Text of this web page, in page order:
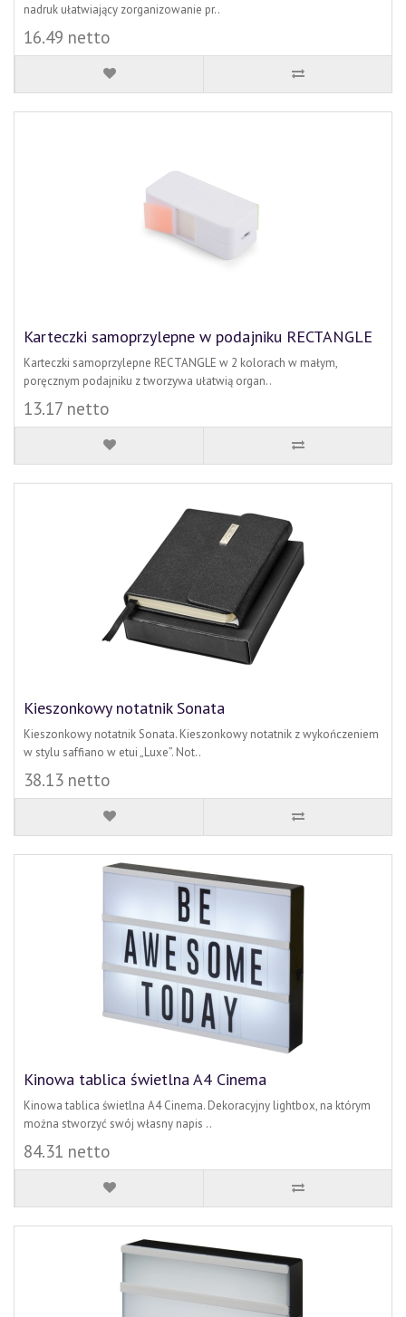
nadruk ułatwiający zorganizowanie pr..
16.49 netto
Karteczki samoprzylepne w podajniku RECTANGLE
Karteczki samoprzylepne RECTANGLE w 2 kolorach w małym,
poręcznym podajniku z tworzywa ułatwią organ..
13.17 netto
Kieszonkowy notatnik Sonata
Kieszonkowy notatnik Sonata. Kieszonkowy notatnik z wykończeniem
w stylu saffiano w etui „Luxe”. Not..
38.13 netto
Kinowa tablica świetlna A4 Cinema
Kinowa tablica świetlna A4 Cinema. Dekoracyjny lightbox, na którym
można stworzyć swój własny napis ..
84.31 netto